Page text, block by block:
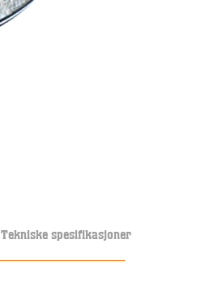
Tekniske spesifikasjoner